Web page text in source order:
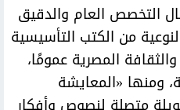
التخصص العام والدقيق
من الكتب التأسيسية
المصرية عمومًا،
ومنها «المعايشة